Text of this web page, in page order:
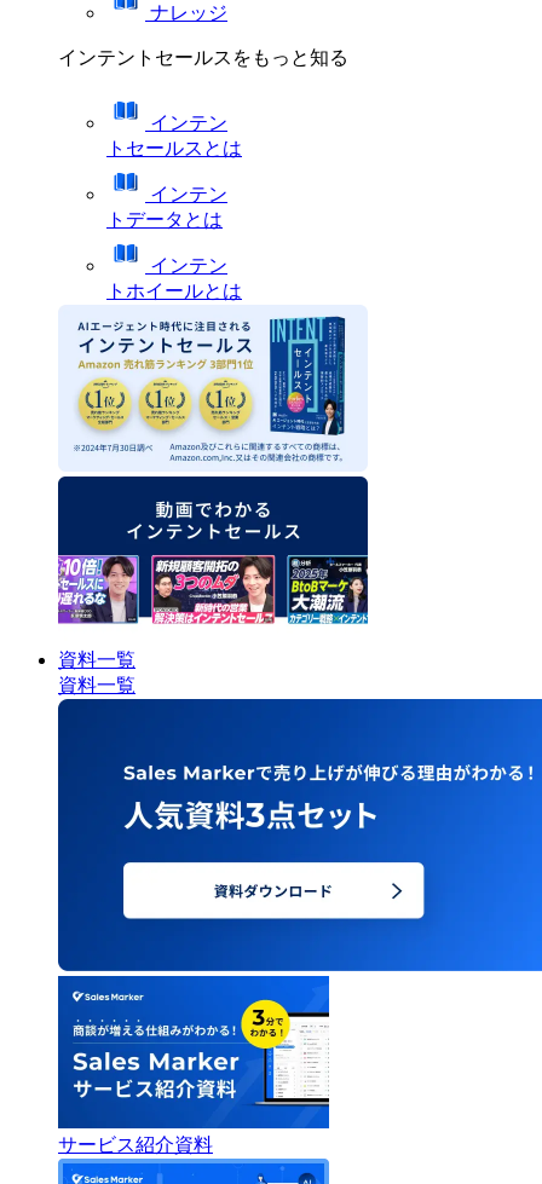
ナレッジ
インテントセールスをもっと知る
インテン
トセールスとは
インテン
トデータとは
インテン
トホイールとは
資料一覧
資料一覧
サービス紹介資料